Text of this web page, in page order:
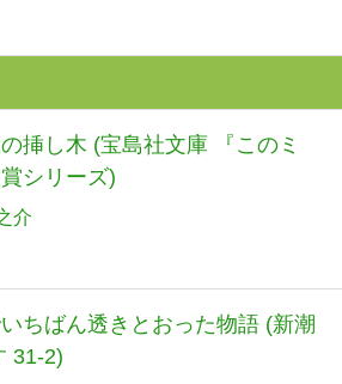
挿し木 (宝島社文庫 『このミ
シリーズ)
介
ちばん透きとおった物語 (新潮
31-2)